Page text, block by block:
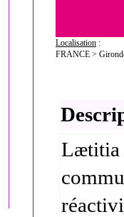
Localisation :
FRANCE >
Lætitia